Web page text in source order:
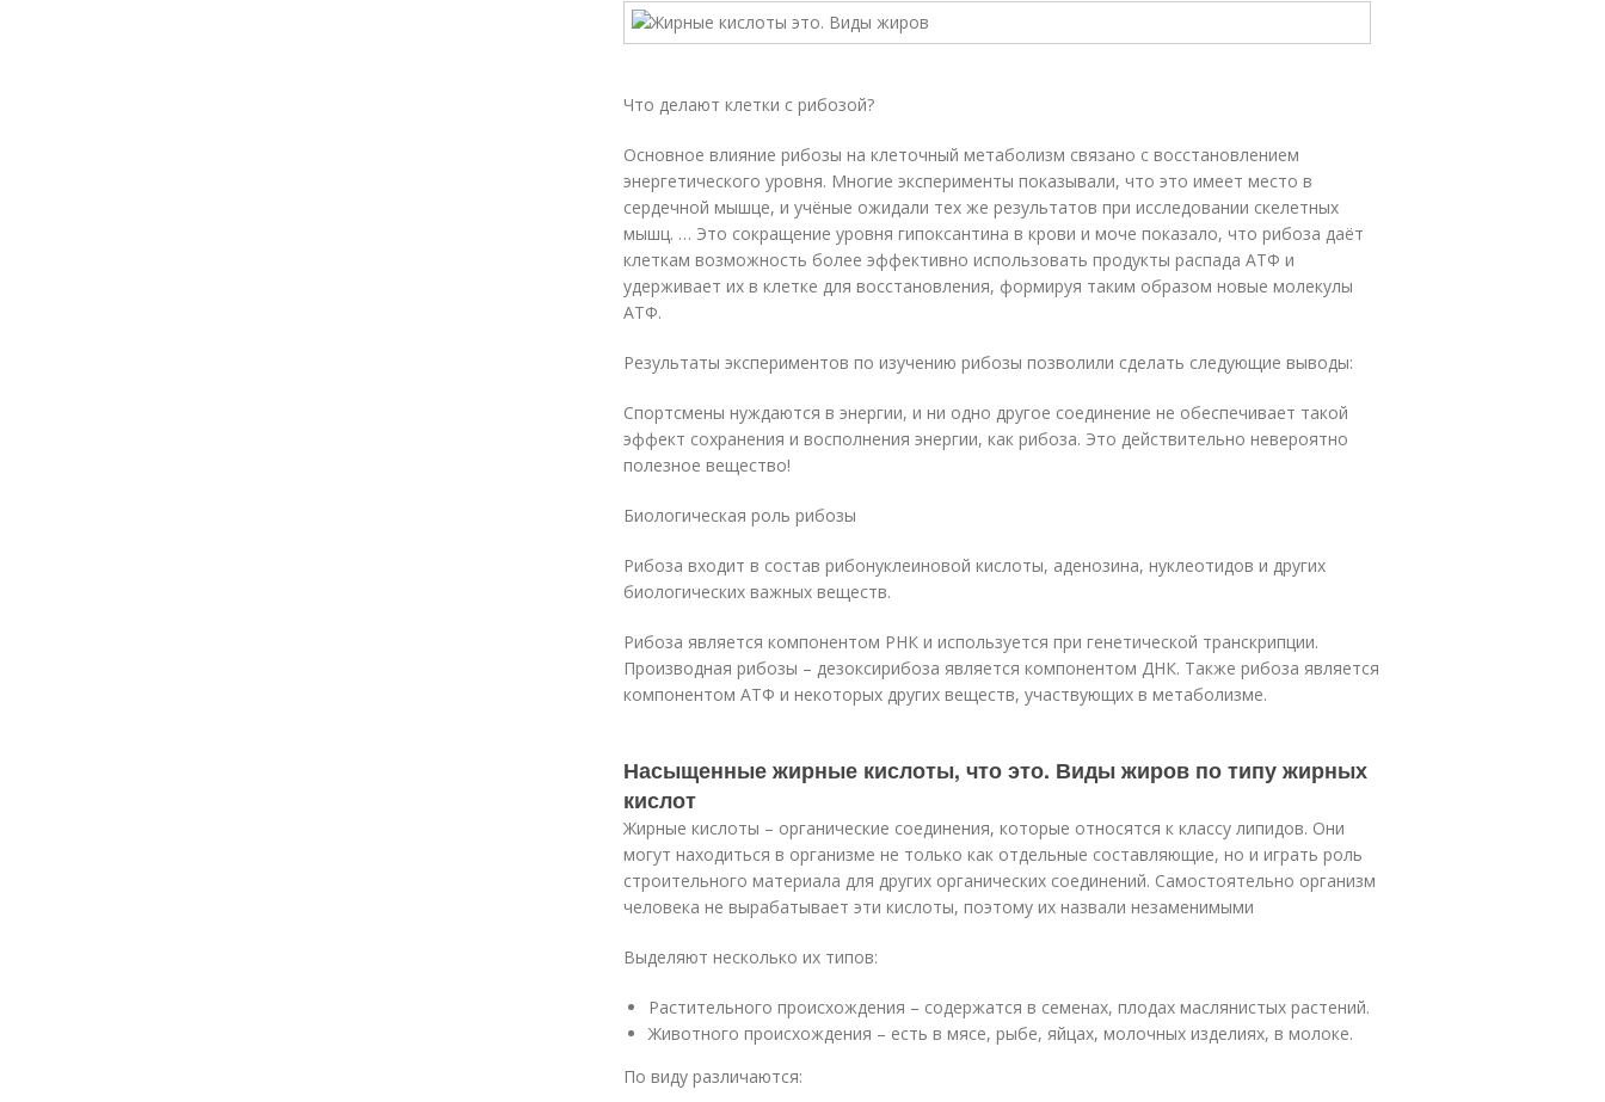
Что делают клетки с рибозой?
Основное влияние рибозы на клеточный метаболизм связано с восстановлением
энергетического уровня. Многие эксперименты показывали, что это имеет место в
сердечной мышце, и учёные ожидали тех же результатов при исследовании скелетных
мышц. … Это сокращение уровня гипоксантина в крови и моче показало, что рибоза даёт
клеткам возможность более эффективно использовать продукты распада АТФ и
удерживает их в клетке для восстановления, формируя таким образом новые молекулы
АТФ.
Результаты экспериментов по изучению рибозы позволили сделать следующие выводы:
Спортсмены нуждаются в энергии, и ни одно другое соединение не обеспечивает такой
эффект сохранения и восполнения энергии, как рибоза. Это действительно невероятно
полезное вещество!
Биологическая роль рибозы
Рибоза входит в состав рибонуклеиновой кислоты, аденозина, нуклеотидов и других
биологических важных веществ.
Рибоза является компонентом РНК и используется при генетической транскрипции.
Производная рибозы – дезоксирибоза является компонентом ДНК. Также рибоза является
компонентом АТФ и некоторых других веществ, участвующих в метаболизме.
Насыщенные жирные кислоты, что это. Виды жиров по типу жирных
кислот
Жирные кислоты – органические соединения, которые относятся к классу липидов. Они
могут находиться в организме не только как отдельные составляющие, но и играть роль
строительного материала для других органических соединений. Самостоятельно организм
человека не вырабатывает эти кислоты, поэтому их назвали незаменимыми
Выделяют несколько их типов:
Растительного происхождения – содержатся в семенах, плодах маслянистых растений.
Животного происхождения – есть в мясе, рыбе, яйцах, молочных изделиях, в молоке.
По виду различаются: